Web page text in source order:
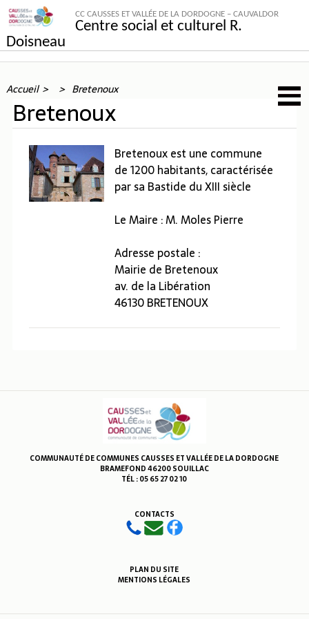
CC CAUSSES ET VALLÉE DE LA DORDOGNE – CAUVALDOR
Centre social et culturel R.
Doisneau
Accueil Bretenoux
Bretenoux
Bretenoux est une commune
de 1200 habitants, caractérisée
par sa Bastide du XIII siècle
Le Maire : M. Moles Pierre
Adresse postale :
Mairie de Bretenoux
av. de la Libération
46130 BRETENOUX
COMMUNAUTÉ DE COMMUNES CAUSSES ET VALLÉE DE LA DORDOGNE
BRAMEFOND 46200 SOUILLAC
TÉL : 05 65 27 02 10
CONTACTS
PLAN DU SITE
MENTIONS LÉGALES